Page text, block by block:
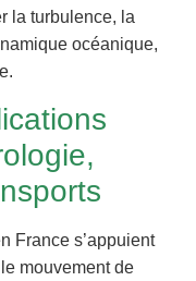
la turbulence, la
océanique,
France s’appuient
mouvement de